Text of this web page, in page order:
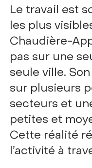
Le travail est
les plus
Chaudière-
pas sur une
seule ville.
sur plusieurs
secteurs et
petites et
Cette réalité
l’activité à